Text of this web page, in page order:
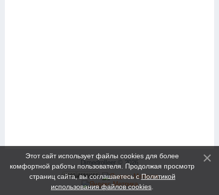
Dimedrolleer © 2026
Этот сайт использует файлы cookies для более
комфортной работы пользователя. Продолжая просмотр
страниц сайта, вы соглашаетесь сПолитикой
использования файлов cookies